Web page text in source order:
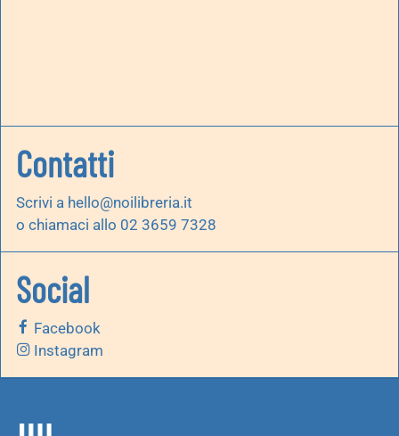
Contatti
Scrivi a hello@noilibreria.it
o chiamaci allo 02 3659 7328
Social
Facebook
Instagram